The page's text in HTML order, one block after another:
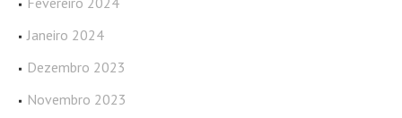
Janeiro 2024
Dezembro 2023
Novembro 2023